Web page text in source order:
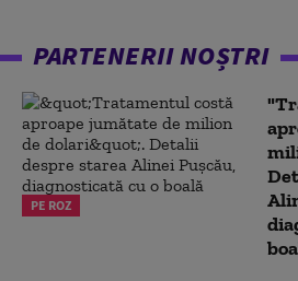
PARTENERII NOȘTRI
PE ROZ